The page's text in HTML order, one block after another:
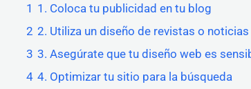
1 1. Coloca tu publicidad en tu blog
2 2. Utiliza un diseño de revistas o noticias
3 3. Asegúrate que tu diseño web es
4 4. Optimizar tu sitio para la búsqueda